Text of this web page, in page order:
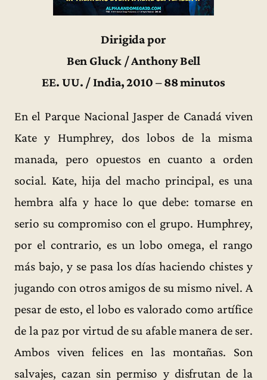
Dirigida por
Ben Gluck / Anthony Bell
EE. UU. / India, 2010 – 88 minutos
En el Parque Nacional Jasper de Canadá viven
Kate y Humphrey, dos lobos de la misma
manada, pero opuestos en cuanto a orden
social. Kate, hija del macho principal, es una
hembra alfa y hace lo que debe: tomarse en
serio su compromiso con el grupo. Humphrey,
por el contrario, es un lobo omega, el rango
más bajo, y se pasa los días haciendo chistes y
jugando con otros amigos de su mismo nivel. A
pesar de esto, el lobo es valorado como artífice
de la paz por virtud de su afable manera de ser.
Ambos viven felices en las montañas. Son
salvajes, cazan sin permiso y disfrutan de la